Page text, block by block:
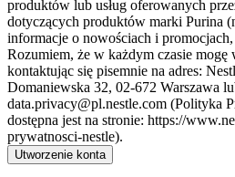
produktów lub usług oferowanych
dotyczących produktów marki Purina
informacje o nowościach i
Rozumiem, że w każdym czasie mogę
kontaktując się pisemnie na adres:
Domaniewska 32, 02-672 Warszawa
data.privacy@pl.nestle.com (Polityka
dostępna jest na stronie: https://
prywatnosci-nestle).
Utworzenie konta